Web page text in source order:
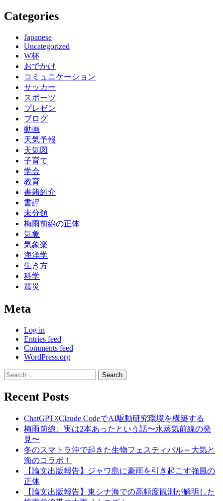
Categories
Japanese
Uncategorized
W杯
おでかけ
コミュニケーション
サッカー
スポーツ
プレゼン
ブログ
動画
天気予報
天気図
子育て
学会
教育
書籍紹介
書評
未分類
梅雨前線の正体
気象
気象楽
海洋学
生き方
科学
震災
Meta
Log in
Entries feed
Comments feed
WordPress.org
Search
for:
Recent Posts
ChatGPT☓Claude CodeでAI駆動研究環境を構築する
梅雨前線、実は2本あったという話〜水蒸気前線の発
見〜
冬のスマトラ沖で起きた生物フェスティバル～大気と
海のコラボ！
【論文出版報告】ジャワ島に豪雨を引き起こす強風の
正体
【論文出版報告】東シナ海での高頻度観測が解明した